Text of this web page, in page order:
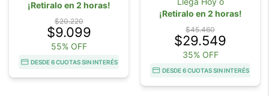
¡Retiralo en 2 horas!
$20.220
$9.099
55% OFF
DESDE 6 CUOTAS SIN INTERÉS
¡Retiralo en 2 horas!
$45.460
$29.549
35% OFF
DESDE 6 CUOTAS SIN INTERÉS